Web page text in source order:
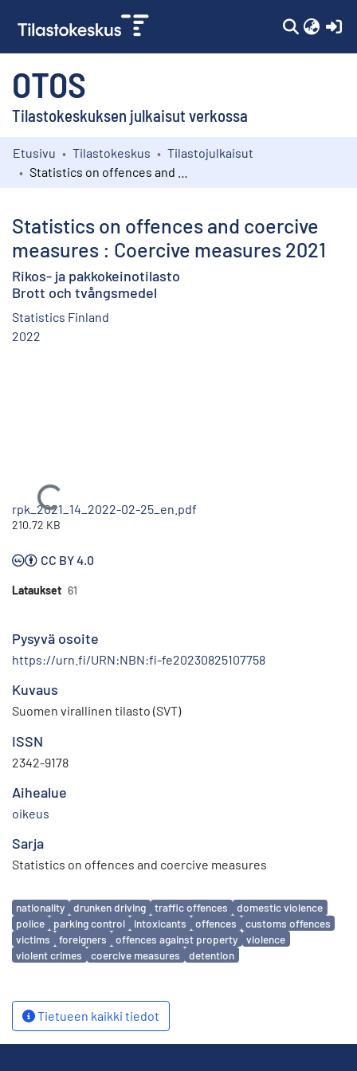
OTOS
Tilastokeskuksen julkaisut verkossa
Kokoelmat
Etusivu Tilastokeskus
Tilastojulkaisut
Statistics on offences and coercive
measures : Coercive measures 2021
Rikos- ja pakkokeinotilasto
Brott och tvångsmedel
Statistics Finland
2022
Ladataan...
rpk_2021_14_2022-02-25_en.pdf
210.72 KB
CC BY 4.0
Lataukset 61
Pysyvä osoite
https://urn.fi/URN:NBN:fi-fe20230825107758
Kuvaus
Suomen virallinen tilasto (SVT)
ISSN
2342-9178
Aihealue
oikeus
Sarja
Statistics on offences and coercive measures
Avainsanat
nationality drunken driving traffic offences
domestic violence
police
parking control intoxicants offences
customs offences
victims
foreigners offences against property
violence
violent crimes
coercive measures detention
Tietueen kaikki tiedot